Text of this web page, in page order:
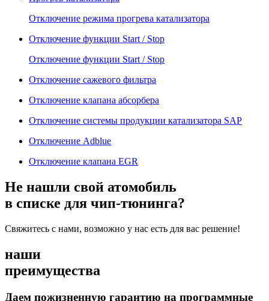
Отключение режима прогрева катализатора
Отключение функции Start / Stop
Отключение функции Start / Stop
Отключение сажевого фильтра
Отключение клапана абсорбера
Отключение системы продукции катализатора SAP
Отключение Adblue
Отключение клапана EGR
Не нашли свой атомобиль
в списке для чип-тюнинга?
Свяжитесь с нами, возможно у нас есть для вас решение!
наши
преимущества
Даем пожизненную гарантию на программные